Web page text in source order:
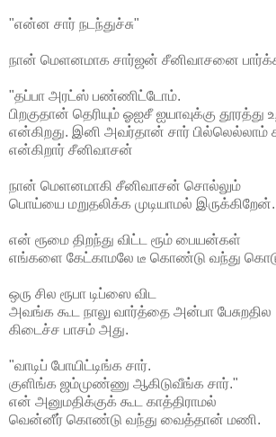
"என்ன சார் நடந்துச்சு"
நான் மெளனமாக சார்ஜன் சீனிவாசனை
"தப்பா அரட்ஸ் பண்ணிட்டோம்.
பிறகுதான் தெரியும் ஓஐசீ ஐயாவுக்கு தூரத்து
என்கிறது. இனி அவர்தான் சார் பில்லெல்லாம்
என்கிறார் சீனிவாசன்
நான் மெளனமாகி சீனிவாசன் சொல்லும்
பொய்யை மறுதலிக்க முடியாமல் இருக்கிறேன்.
என் ரூமை திறந்து விட்ட ரூம் பையன்கள்
எங்களை கேட்காமலே டீ கொண்டு வந்து
ஒரு சில ரூபா டிப்ஸை விட
அவங்க கூட நாலு வார்த்தை அன்பா பேசுறதில
கிடைச்ச பாசம் அது.
"வாடிப் போயிட்டிங்க சார்.
குளிங்க ஜம்முண்ணு ஆகிடுவீங்க சார்."
என் அனுமதிக்குக் கூட காத்திராமல்
வென்னீர் கொண்டு வந்து வைத்தான் மணி.